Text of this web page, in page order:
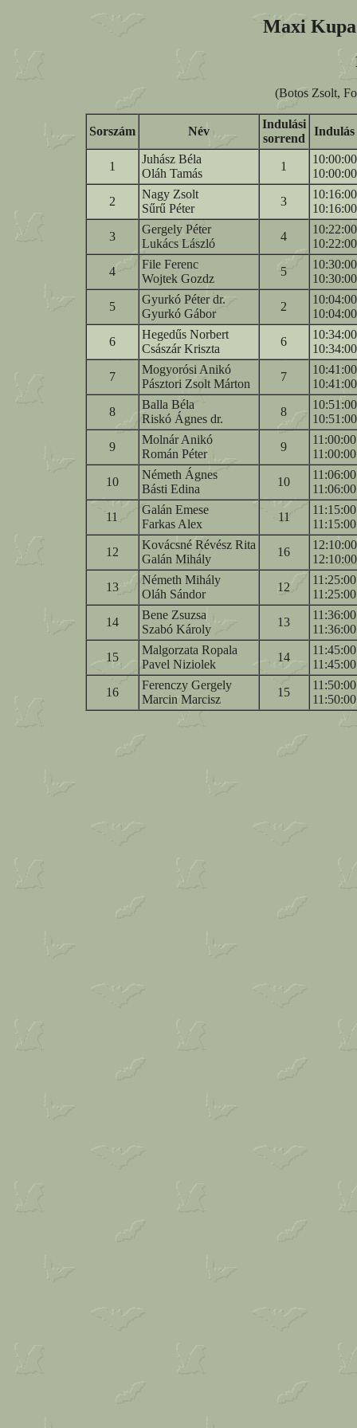
Maxi Kupa
(Botos Zsolt,
Sorszám Név
Indulási
sorrend
Indulás
1
Juhász Béla
Oláh Tamás
1
10:00:00
10:00:00
2
Nagy Zsolt
Sűrű Péter
3
10:16:00
10:16:00
3
Gergely Péter
Lukács László
4
10:22:00
10:22:00
4
File Ferenc
Wojtek Gozdz
5
10:30:00
10:30:00
5
Gyurkó Péter dr.
Gyurkó Gábor
2
10:04:00
10:04:00
6
Hegedűs Norbert
Császár Kriszta
6
10:34:00
10:34:00
7
Mogyorósi Anikó
Pásztori Zsolt Márton
7
10:41:00
10:41:00
8
Balla Béla
Riskó Ágnes dr.
8
10:51:00
10:51:00
9
Molnár Anikó
Román Péter
9
11:00:00
11:00:00
10
Németh Ágnes
Básti Edina
10
11:06:00
11:06:00
11
Galán Emese
Farkas Alex
11
11:15:00
11:15:00
12
Kovácsné Révész Rita
Galán Mihály
16
12:10:00
12:10:00
13
Németh Mihály
Oláh Sándor
12
11:25:00
11:25:00
14
Bene Zsuzsa
Szabó Károly
13
11:36:00
11:36:00
15
Malgorzata Ropala
Pavel Niziolek
14
11:45:00
11:45:00
16
Ferenczy Gergely
Marcin Marcisz
15
11:50:00
11:50:00